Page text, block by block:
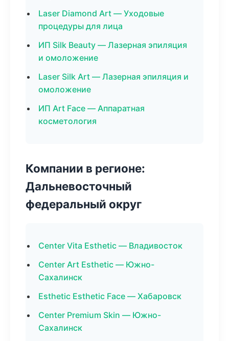
Laser Diamond Art — Уходовые
процедуры для лица
ИП Silk Beauty — Лазерная эпиляция
и омоложение
Laser Silk Art — Лазерная эпиляция и
омоложение
ИП Art Face — Аппаратная
косметология
Компании в регионе:
Дальневосточный
федеральный округ
Center Vita Esthetic — Владивосток
Center Art Esthetic — Южно-
Сахалинск
Esthetic Esthetic Face — Хабаровск
Center Premium Skin — Южно-
Сахалинск